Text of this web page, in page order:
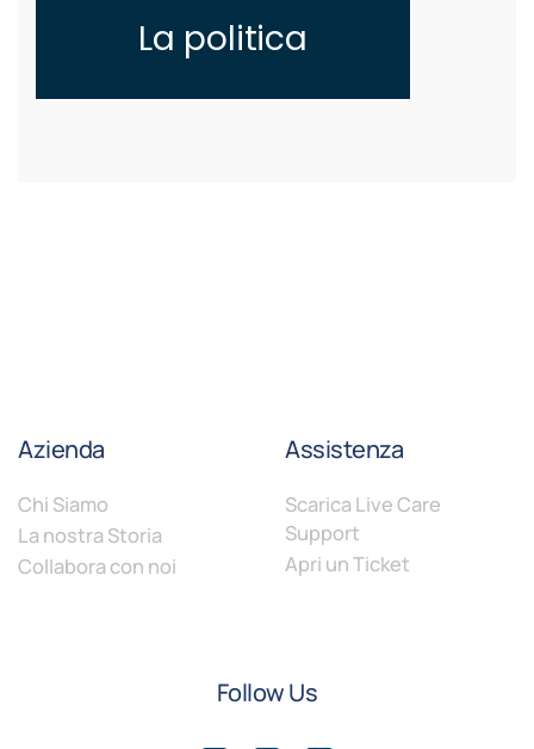
Azienda
Chi Siamo
La nostra Storia
Collabora con noi
Assistenza
Scarica Live Care
Support
Apri un Ticket
Follow Us